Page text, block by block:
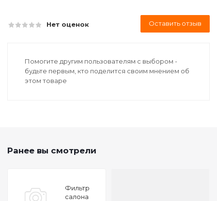
Нет оценок Оставить отзыв
Помогите другим пользователям с выбором -
будьте первым, кто поделится своим мнением об
этом товаре
Ранее вы смотрели
Фильтр
салона